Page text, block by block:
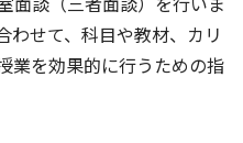
わせて、科目や教材、カリ
業を効果的に行うための指